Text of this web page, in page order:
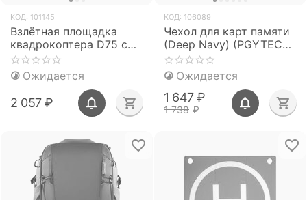
КОД: 101145
Взлётная площадка
квадрокоптера D75 см
(PGYTECH PGY-AC-308)
Ожидается
2 057 ₽
КОД: 106089
Чехол для карт памяти
(Deep Navy) (PGYTECH
P-CB-036)
Ожидается
1 738 ₽
1 647 ₽